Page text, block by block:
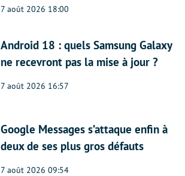
7 août 2026 18:00
Android 18 : quels Samsung Galaxy
ne recevront pas la mise à jour ?
7 août 2026 16:57
Google Messages s’attaque enfin à
deux de ses plus gros défauts
7 août 2026 09:54